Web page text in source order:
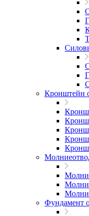
Кронштейн
Фундамент